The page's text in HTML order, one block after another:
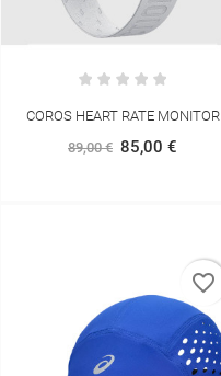
COROS HEART RATE MONITOR
89,00 € 85,00 €
favorite_border